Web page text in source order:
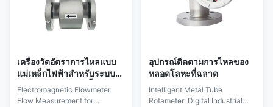
เครื่องวัดอัตราการไหลแบบ
แม่เหล็กไฟฟ้าสำหรับระบบ
ของเหลว/สารเคมี/น้ำประปา
และระบายน้ำใน
Electromagnetic Flowmeter
Flow Measurement for
อุปกรณ์ติดตามการไหลของ
หลอดโลหะที่ฉลาด
Intelligent Metal Tube
Rotameter: Digital Industrial